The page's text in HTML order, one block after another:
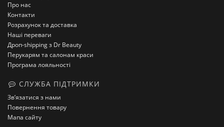
Про нас
Контакти
Розрахунок та доставка
Наші переваги
Дроп-shipping з Dr Beauty
Перукарям та салонам краси
Програма лояльності
СЛУЖБА ПІДТРИМКИ
Зв’язатися з нами
Повернення товару
Мапа сайту